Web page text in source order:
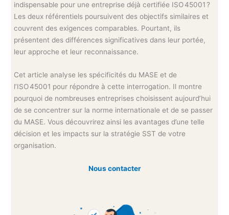
indispensable pour une entreprise déjà certifiée ISO 45001 ?
Les deux référentiels poursuivent des objectifs similaires et
couvrent des exigences comparables. Pourtant, ils
présentent des différences significatives dans leur portée,
leur approche et leur reconnaissance.
Cet article analyse les spécificités du MASE et de
l’ISO 45001 pour répondre à cette interrogation. Il montre
pourquoi de nombreuses entreprises choisissent aujourd’hui
de se concentrer sur la norme internationale et de se passer
du MASE. Vous découvrirez ainsi les avantages d’une telle
décision et les impacts sur la stratégie SST de votre
organisation.
Nous contacter